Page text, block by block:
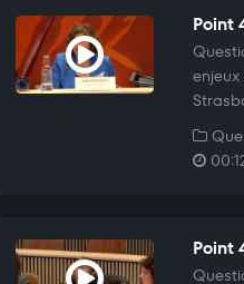
Point
Point